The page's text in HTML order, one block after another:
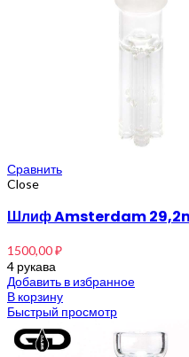
Сравнить
Close
Шлиф Amsterdam
1500,00₽
4 рукава
Добавить в избранное
В корзину
Быстрый просмотр